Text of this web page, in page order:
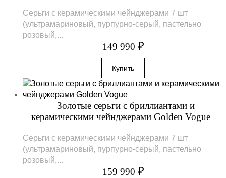
Серьги с керамическими чейнджерами 7 шт
(ультрамариновый, пурпурно-серый, пастельно
розовый,...
149 990 ₽
Золотые серьги с бриллиантами и
керамическими чейнджерами Golden Vogue
Серьги с керамическими чейнджерами 7 шт
(ультрамариновый, пурпурно-серый, пастельно
розовый,...
159 990 ₽